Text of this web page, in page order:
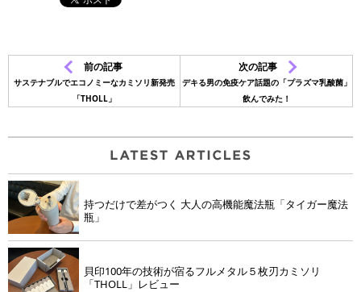
前の記事
サステナブルでエコノミーなカミソリ新発売
「THOLL」
次の記事
デキる男の免疫ケア話題の「プラズマ乳酸菌」
飲んでみた！
持つだけで差がつく 大人の高機能魔法瓶「タイガー魔法
瓶」
貝印100年の技術が宿るフルメタル５枚刃カミソリ
「THOLL」レビュー